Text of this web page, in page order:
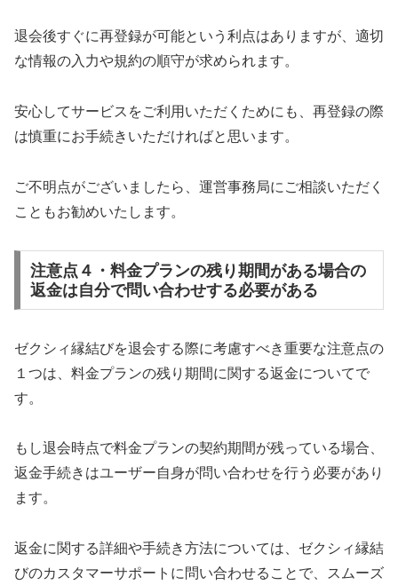
退会後すぐに再登録が可能という利点はありますが、適切
な情報の入力や規約の順守が求められます。
安心してサービスをご利用いただくためにも、再登録の際
は慎重にお手続きいただければと思います。
ご不明点がございましたら、運営事務局にご相談いただく
こともお勧めいたします。
注意点４・料金プランの残り期間がある場合の
返金は自分で問い合わせする必要がある
ゼクシィ縁結びを退会する際に考慮すべき重要な注意点の
１つは、料金プランの残り期間に関する返金についてで
す。
もし退会時点で料金プランの契約期間が残っている場合、
返金手続きはユーザー自身が問い合わせを行う必要があり
ます。
返金に関する詳細や手続き方法については、ゼクシィ縁結
びのカスタマーサポートに問い合わせることで、スムーズ